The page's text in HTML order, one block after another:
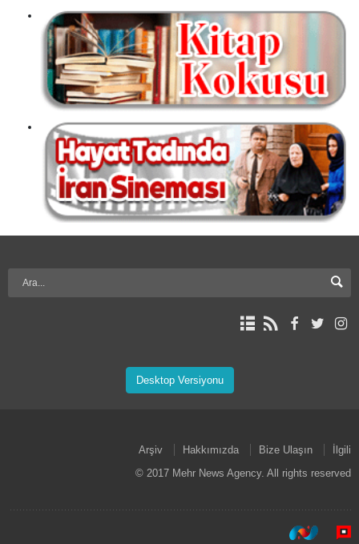
Desktop Versiyonu
Arşiv Hakkımızda Bize Ulaşın
İlgili
© 2017 Mehr News Agency. All rights reserved